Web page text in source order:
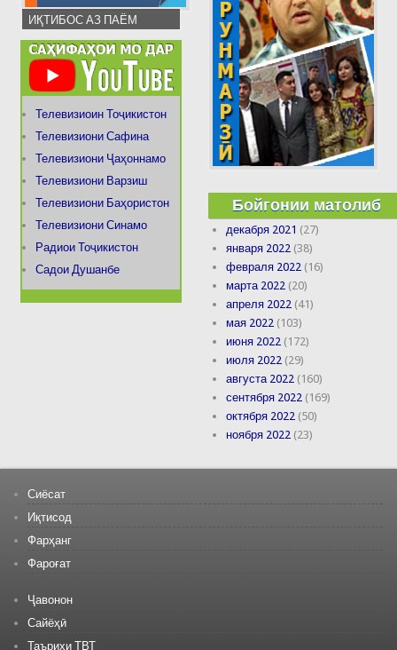
ИҚТИБОС АЗ ПАЁМ
Телевизиоин Тоҷикистон
Телевизиони Сафина
Телевизиони Ҷаҳоннамо
Телевизиони Варзиш
Телевизиони Баҳористон
Телевизиони Синамо
Радиои Тоҷикистон
Садои Душанбе
Бойгонии матолиб
декабря 2021 (27)
января 2022 (38)
февраля 2022 (16)
марта 2022 (20)
апреля 2022 (41)
мая 2022 (103)
июня 2022 (172)
июля 2022 (29)
августа 2022 (160)
сентября 2022 (169)
октября 2022 (50)
ноября 2022 (23)
Сиёсат
Иқтисод
Фарҳанг
Фароғат
Ҷавонон
Сайёҳӣ
Таърихи ТВТ